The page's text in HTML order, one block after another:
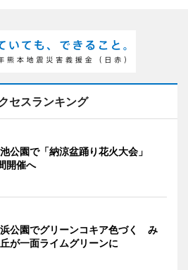
セスランキング
公園で「納涼盆踊り花火大会」
開催へ
公園でグリーンコキア色づく み
が一面ライムグリーンに